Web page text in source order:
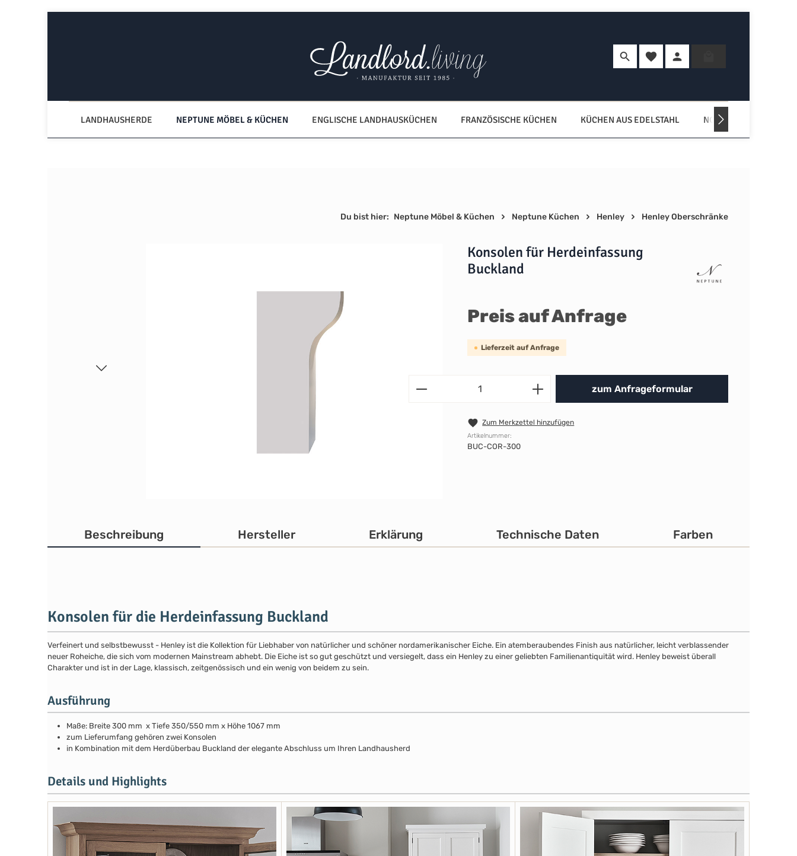
Du hast 0 Produkte auf dem Merkzettel
LANDHAUSHERDE NEPTUNE MÖBEL & KÜCHEN ENGLISCHE LANDHAUSKÜCHEN FRANZÖSISCHE KÜCHEN KÜCHEN AUS EDELSTAHL NORDISCHE KÜCHEN
Du bist hier: Neptune Möbel & Küchen Neptune Küchen Henley Henley Oberschränke
Konsolen für Herdeinfassung
Buckland
Preis auf Anfrage
Lieferzeit auf Anfrage
Produkt Anzahl: Gib den
zum Anfrageformular
Zum Merkzettel hinzufügen
Artikelnummer:
BUC-COR-300
Beschreibung Hersteller Erklärung Technische Daten Farben
Konsolen für die Herdeinfassung Buckland
Verfeinert und selbstbewusst - Henley ist die Kollektion für Liebhaber von natürlicher und schöner nordamerikanischer Eiche. Ein atemberaubendes Finish aus natürlicher, leicht verblassender
neuer Roheiche, die sich vom modernen Mainstream abhebt. Die Eiche ist so gut geschützt und versiegelt, dass ein Henley zu einer geliebten Familienantiquität wird. Henley beweist überall
Charakter und ist in der Lage, klassisch, zeitgenössisch und ein wenig von beidem zu sein.
Ausführung
Maße: Breite 300 mm x Tiefe 350/550 mm x Höhe 1067 mm
zum Lieferumfang gehören zwei Konsolen
in Kombination mit dem Herdüberbau Buckland der elegante Abschluss um Ihren Landhausherd
Details und Highlights